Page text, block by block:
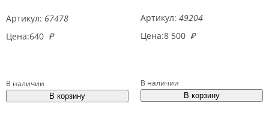
Артикул: 67478
Цена:640 ₽
В наличии
Артикул: 49204
Цена:8 500 ₽
В наличии